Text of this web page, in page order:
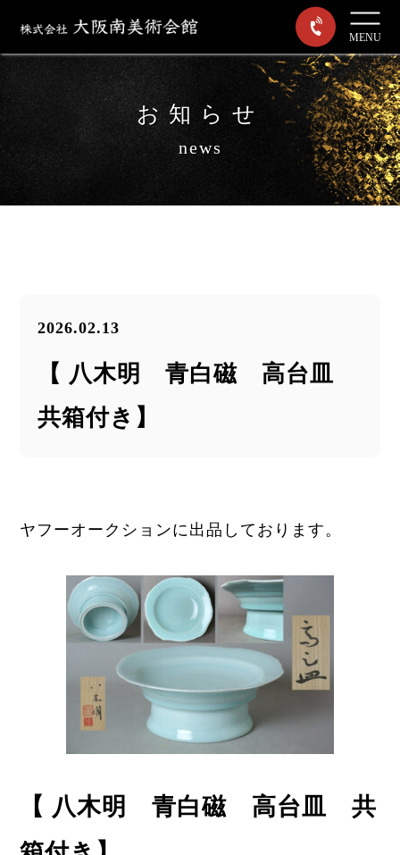
MENU
お知らせ
news
2026.02.13
【 八木明 青白磁 高台皿
共箱付き】
ヤフーオークションに出品しております。
【 八木明 青白磁 高台皿 共